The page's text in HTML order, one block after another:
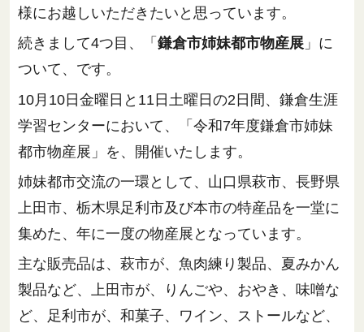
様にお越しいただきたいと思っています。
続きまして4つ目、「 鎌倉市姉妹都市物産展 」に
ついて、です。
10月10日金曜日と11日土曜日の2日間、鎌倉生涯
学習センターにおいて、「令和7年度鎌倉市姉妹
都市物産展」を、開催いたします。
姉妹都市交流の一環として、山口県萩市、長野県
上田市、栃木県足利市及び本市の特産品を一堂に
集めた、年に一度の物産展となっています。
主な販売品は、萩市が、魚肉練り製品、夏みかん
製品など、上田市が、りんごや、おやき、味噌な
ど、足利市が、和菓子、ワイン、ストールなど、